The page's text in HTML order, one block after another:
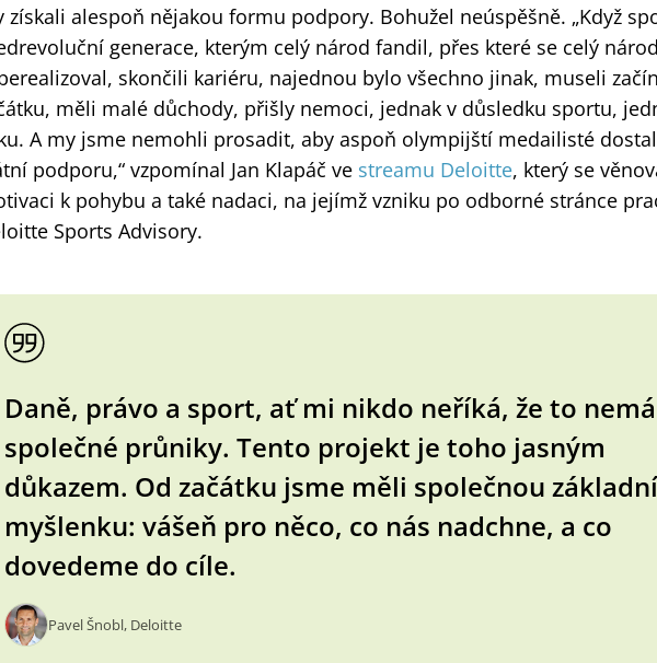
získali alespoň nějakou formu podpory. Bohužel neúspěšně. „Když
generace, kterým celý národ fandil, přes které se celý národ
skončili kariéru, najednou bylo všechno jinak, museli
měli malé důchody, přišly nemoci, jednak v důsledku sportu,
A my jsme nemohli prosadit, aby aspoň olympijští medailisté
podporu,“ vzpomínal Jan Klapáč ve streamu Deloitte, který se
k pohybu a také nadaci, na jejímž vzniku po odborné stránce
Sports Advisory.
Daně, právo a sport, ať mi nikdo neříká, že to nemá
společné průniky. Tento projekt je toho jasným
důkazem. Od začátku jsme měli společnou základní
myšlenku: vášeň pro něco, co nás nadchne, a co
dovedeme do cíle.
Pavel Šnobl, Deloitte